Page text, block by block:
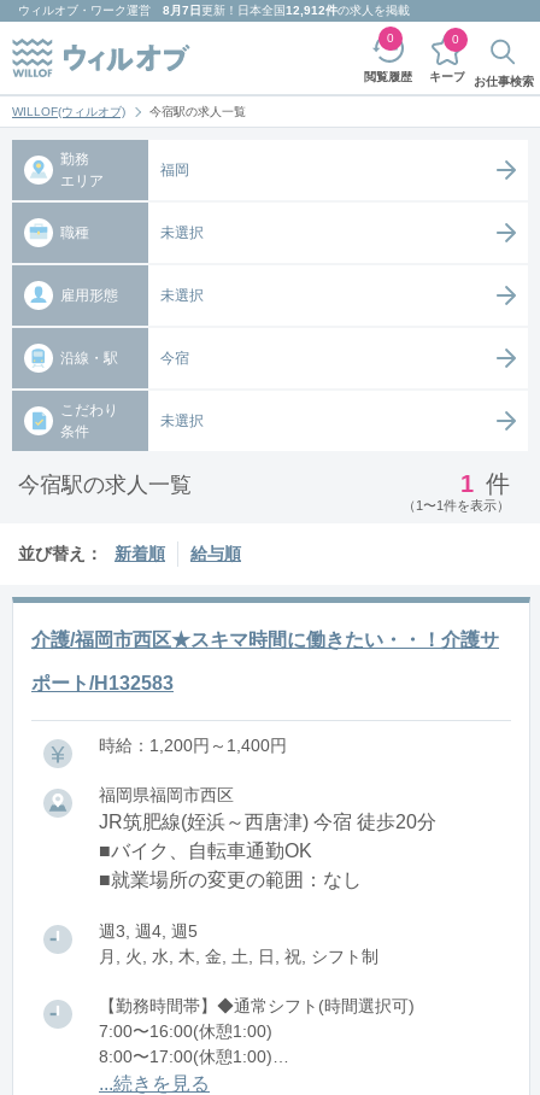
ウィルオブ・ワーク運営 8月7日更新！日本全国12,912件の求人を掲載
閲覧履歴
0
キープ
0
お仕事検索
WILLOF(ウィルオブ) 今宿駅の求人一覧
勤務
エリア
福岡
職種 未選択
雇用形態 未選択
沿線・駅 今宿
こだわり
条件
未選択
今宿駅の求人一覧 1 件
（1〜1件を表示）
並び替え： 新着順 給与順
介護/福岡市西区★スキマ時間に働きたい・・！介護サ
ポート/H132583
時給：1,200円～1,400円
福岡県福岡市西区
JR筑肥線(姪浜～西唐津) 今宿 徒歩20分
■バイク、自転車通勤OK
■就業場所の変更の範囲：なし
週3, 週4, 週5
月, 火, 水, 木, 金, 土, 日, 祝, シフト制
【勤務時間帯】◆通常シフト(時間選択可)
7:00〜16:00(休憩1:00)
8:00〜17:00(休憩1:00)
12:00〜21:00(休憩1:00)
...続きを見る